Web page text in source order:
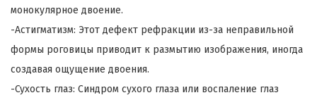
монокулярное двоение.
-Астигматизм: Этот дефект рефракции из-за неправильной
формы роговицы приводит к размытию изображения, иногда
создавая ощущение двоения.
-Сухость глаз: Синдром сухого глаза или воспаление глаз